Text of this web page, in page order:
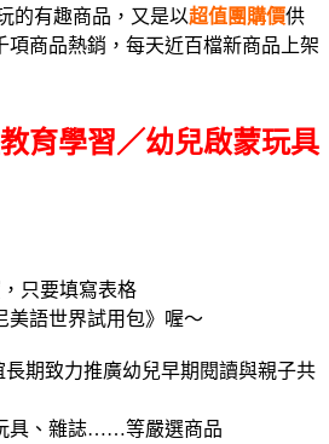
的有趣商品，又是以超值團購價供
項商品熱銷，每天近百檔新商品上架
育學習／幼兒啟蒙玩具
只要填寫表格
美語世界試用包》喔～
長期致力推廣幼兒早期閱讀與親子共
具、雜誌……等嚴選商品